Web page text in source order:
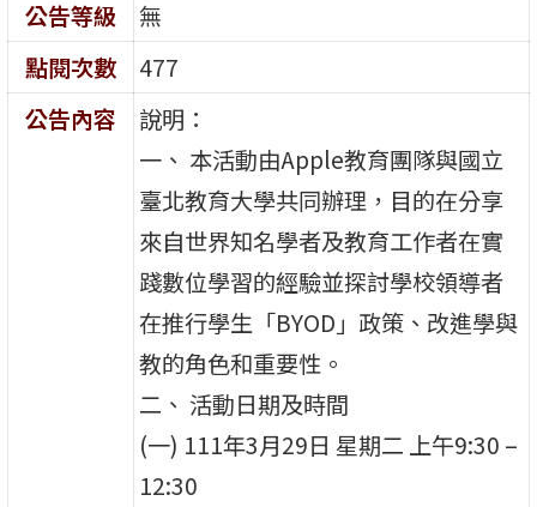
公告等級
無
點閱次數
477
公告內容
說明：
一、 本活動由Apple教育團隊與國立
臺北教育大學共同辦理，目的在分享
來自世界知名學者及教育工作者在實
踐數位學習的經驗並探討學校領導者
在推行學生「BYOD」政策、改進學與
教的角色和重要性。
二、 活動日期及時間
(一) 111年3月29日 星期二 上午9:30 –
12:30